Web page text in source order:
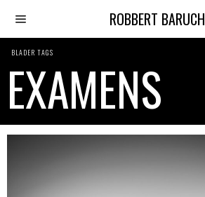
ROBBERT BARUCH
BLADER TAGS
EXAMENS